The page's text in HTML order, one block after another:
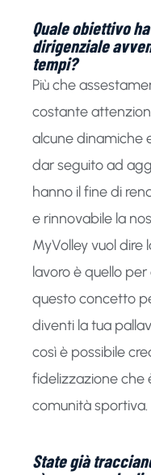
Quale obiettivo
dirigenziale
tempi?
Più che
costante
alcune dinamiche
dar seguito ad
hanno il fine di
e rinnovabile la
MyVolley vuol dire
lavoro è quello
questo concetto
diventi la tua
così è possibile
fidelizzazione che
comunità sportiva.
State già